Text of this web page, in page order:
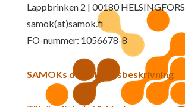
Lappbrinken 2 | 00180 HELSINGFORS
samok(at)samok.fi
FO-nummer: 1056678-8
SAMOKs dataskyddsbeskrivning